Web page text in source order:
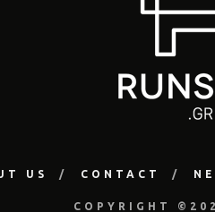
US CONTACT
COPYRIGHT